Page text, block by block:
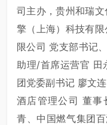
司主办，贵州和瑞
擎（上海）科技有
限公司 党支部书记
助理/首席运营官 田
团党委副书记 廖文
酒店管理公司 董事
青、中国燃气集团